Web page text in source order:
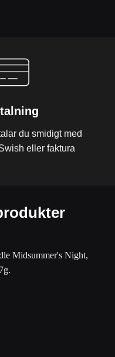
du smidigt med
eller faktura